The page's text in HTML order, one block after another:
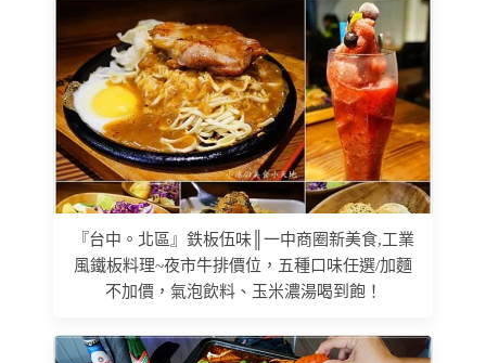
『台中。北區』鉄板伍味║一中商圈新美食,工業
風鐵板料理~夜市牛排價位，五種口味任選/加麵
不加價，氣泡飲料、玉米濃湯喝到飽！